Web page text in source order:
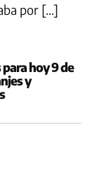
por […]
hoy 9 de
y